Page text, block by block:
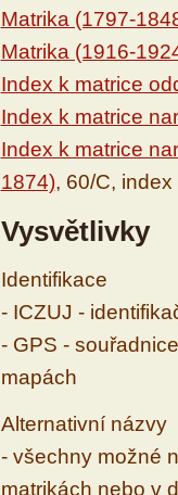
Matrika (1797-
Matrika (1916-
Index k matrice
Index k matrice
Index k matrice
1874), 60/C, index
Vysvětlivky
Identifikace
- ICZUJ -
- GPS -
mapách
Alternativní názvy
- všechny možné
matrikách nebo v